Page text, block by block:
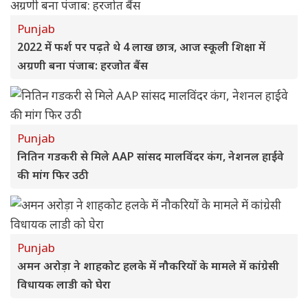
Punjab
2022 में फर्श पर पढ़ते थे 4 लाख छात्र, आज स्कूली शिक्षा में
अग्रणी बना पंजाब: हरजोत बैंस
Punjab
नितिन गडकरी से मिले AAP सांसद मालविंदर कंग, नेशनल हाईवे
की मांग फिर उठी
Punjab
अमन अरोड़ा ने शाहकोट हलके में नौकरियों के मामले में कांग्रेसी
विधायक लाडी को घेरा